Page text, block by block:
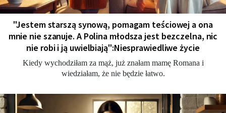
"Jestem starszą synową, pomagam teściowej a ona
mnie nie szanuje. A Polina młodsza jest bezczelna, nic
nie robi i ją uwielbiają":Niesprawiedliwe życie
Kiedy wychodziłam za mąż, już znałam mamę Romana i
wiedziałam, że nie będzie łatwo.